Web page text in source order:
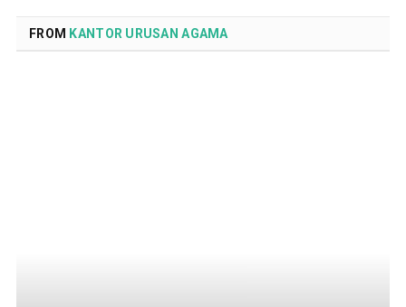
FROM KANTOR URUSAN AGAMA